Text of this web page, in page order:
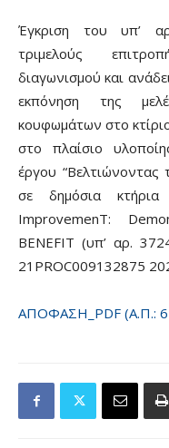
Έγκριση του υπ’
τριμελούς
διαγωνισμού και
εκπόνηση της
κουφωμάτων στο
στο πλαίσιο
έργου “Βελτιώνοντας
σε δημόσια
ImprovemenT:
BENEFIT (υπ’ αρ.
21PROC009132875
ΑΠΟΦΑΣΗ_PDF (Α.Π.: